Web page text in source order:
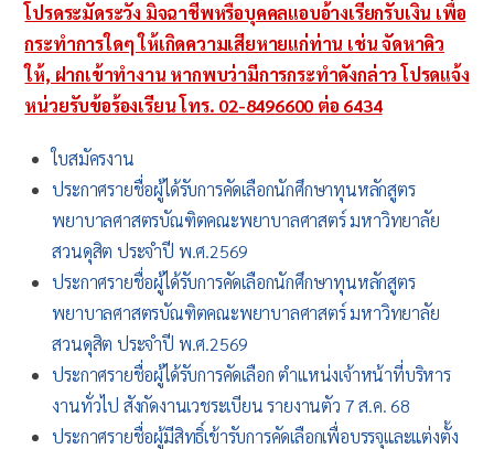
โปรดระมัดระวัง มิจฉาชีพหรือบุคคลแอบอ้างเรียกรับเงิน เพื่อ
กระทำการใดๆ ให้เกิดความเสียหายแก่ท่าน เช่น จัดหาคิว
ให้, ฝากเข้าทำงาน หากพบว่ามีการกระทำดังกล่าว โปรดแจ้ง
หน่วยรับข้อร้องเรียน โทร. 02-8496600 ต่อ 6434
ใบสมัครงาน
ประกาศรายชื่อผู้ได้รับการคัดเลือกนักศึกษาทุนหลักสูตร
พยาบาลศาสตรบัณฑิตคณะพยาบาลศาสตร์ มหาวิทยาลัย
สวนดุสิต ประจำปี พ.ศ.2569
ประกาศรายชื่อผู้ได้รับการคัดเลือกนักศึกษาทุนหลักสูตร
พยาบาลศาสตรบัณฑิตคณะพยาบาลศาสตร์ มหาวิทยาลัย
สวนดุสิต ประจำปี พ.ศ.2569
ประกาศรายชื่อผู้ได้รับการคัดเลือก ตำแหน่งเจ้าหน้าที่บริหาร
งานทั่วไป สังกัดงานเวชระเบียน รายงานตัว 7 ส.ค. 68
ประกาศรายชื่อผู้มีสิทธิ์เข้ารับการคัดเลือกเพื่อบรรจุและแต่งตั้ง